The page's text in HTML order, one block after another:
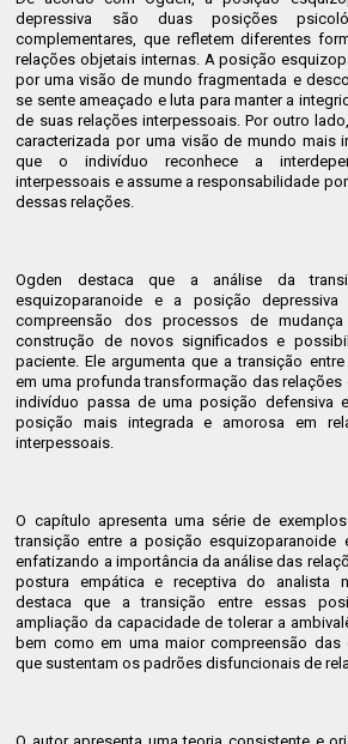
depressiva são duas posições
complementares, que refletem diferentes
relações objetais internas. A posição
por uma visão de mundo fragmentada e
se sente ameaçado e luta para manter a
de suas relações interpessoais. Por outro
caracterizada por uma visão de mundo mais
que o indivíduo reconhece a
interpessoais e assume a responsabilidade
dessas relações.
Ogden destaca que a análise da
esquizoparanoide e a posição
compreensão dos processos de
construção de novos significados e
paciente. Ele argumenta que a transição
em uma profunda transformação das
indivíduo passa de uma posição defensiva
posição mais integrada e amorosa em
interpessoais.
O capítulo apresenta uma série de
transição entre a posição esquizoparanoide
enfatizando a importância da análise das
postura empática e receptiva do analista
destaca que a transição entre essas
ampliação da capacidade de tolerar a
bem como em uma maior compreensão das
que sustentam os padrões disfuncionais de